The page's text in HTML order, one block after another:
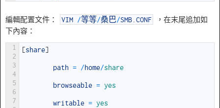
編輯配置文件： VIM /等等/桑巴/SMB.CONF
，在末尾追加如
下內容：
1
2
3
4
5
6
7
[share]
path = /home/share
browseable = yes
writable = yes